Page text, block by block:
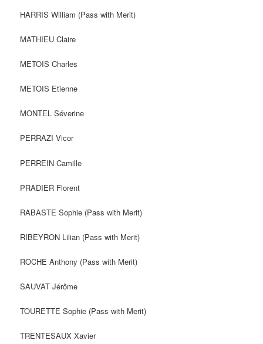
HARRIS William (Pass with Merit)
MATHIEU Claire
METOIS Charles
METOIS Etienne
MONTEL Séverine
PERRAZI Vicor
PERREIN Camille
PRADIER Florent
RABASTE Sophie (Pass with Merit)
RIBEYRON Lilian (Pass with Merit)
ROCHE Anthony (Pass with Merit)
SAUVAT Jérôme
TOURETTE Sophie (Pass with Merit)
TRENTESAUX Xavier